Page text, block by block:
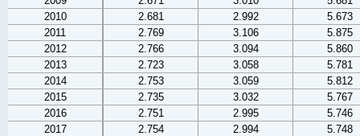
2010
2.681 2.992
5.673
2011
2.769 3.106
5.875
2012
2.766 3.094
5.860
2013
2.723 3.058
5.781
2014
2.753 3.059
5.812
2015
2.735 3.032
5.767
2016
2.751 2.995
5.746
2017
2.754 2.994
5.748